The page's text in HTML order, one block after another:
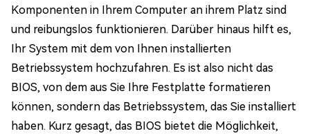
Komponenten in Ihrem Computer an ihrem Platz sind
und reibungslos funktionieren. Darüber hinaus hilft es,
Ihr System mit dem von Ihnen installierten
Betriebssystem hochzufahren. Es ist also nicht das
BIOS, von dem aus Sie Ihre Festplatte formatieren
können, sondern das Betriebssystem, das Sie installiert
haben. Kurz gesagt, das BIOS bietet die Möglichkeit,